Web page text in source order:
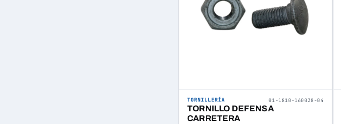
TORNILLERÍA 01-1810-160038-04
TORNILLO DEFENSA
CARRETERA